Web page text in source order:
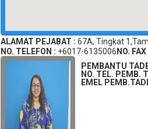
ALAMAT PEJABAT : 67A, Tingkat
NO. TELEFON : +6017-6135006 NO. FAX
PEMBANTU
NO. TEL. PEMB.
EMEL